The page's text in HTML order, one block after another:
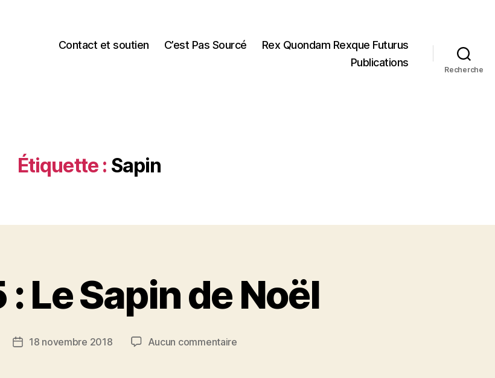
Contact et soutien C’est Pas Sourcé
Rex Quondam Rexque Futurus
Publications
Recherche
Étiquette : Sapin
: Le Sapin de Noël
Date18 novembre 2018 Aucun commentairesur